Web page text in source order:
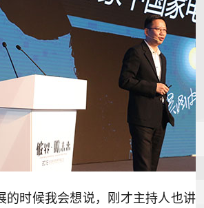
时候我会想说，刚才主持人也讲